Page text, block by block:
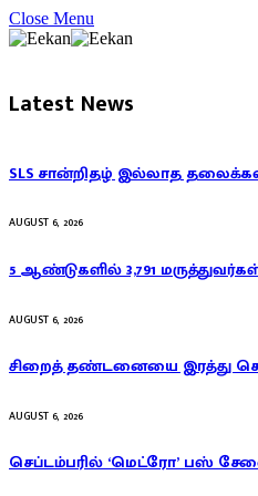
Close Menu
Latest News
SLS சான்றிதழ் இல்லாத
AUGUST 6, 2026
5 ஆண்டுகளில் 3,791
AUGUST 6, 2026
சிறைத் தண்டனையை இரத்து
AUGUST 6, 2026
செப்டம்பரில் ‘மெட்ரோ’ பஸ்